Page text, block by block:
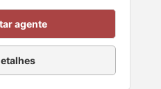
agente